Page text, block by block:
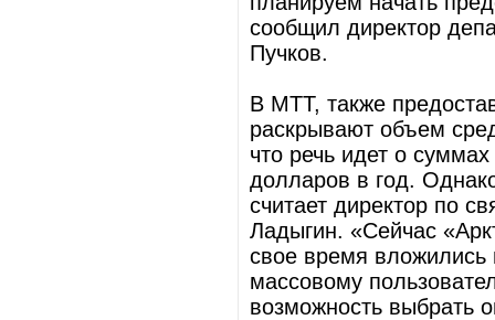
сообщил директор
Пучков.
В МТТ, также
раскрывают объем
что речь идет о
долларов в год.
считает директор по
Ладыгин. «Сейчас
свое время
массовому
возможность выбрать